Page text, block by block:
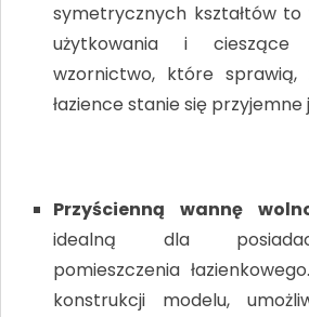
symetrycznych kształtów
użytkowania i cieszące
wzornictwo, które
łazience stanie się przyjemne
Przyścienną wannę
idealną dla
pomieszczenia
konstrukcji modelu,